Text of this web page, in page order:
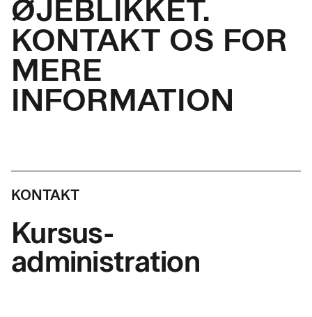
ØJEBLIKKET.
KONTAKT OS FOR
MERE
INFORMATION
KONTAKT
Kursus-
administration